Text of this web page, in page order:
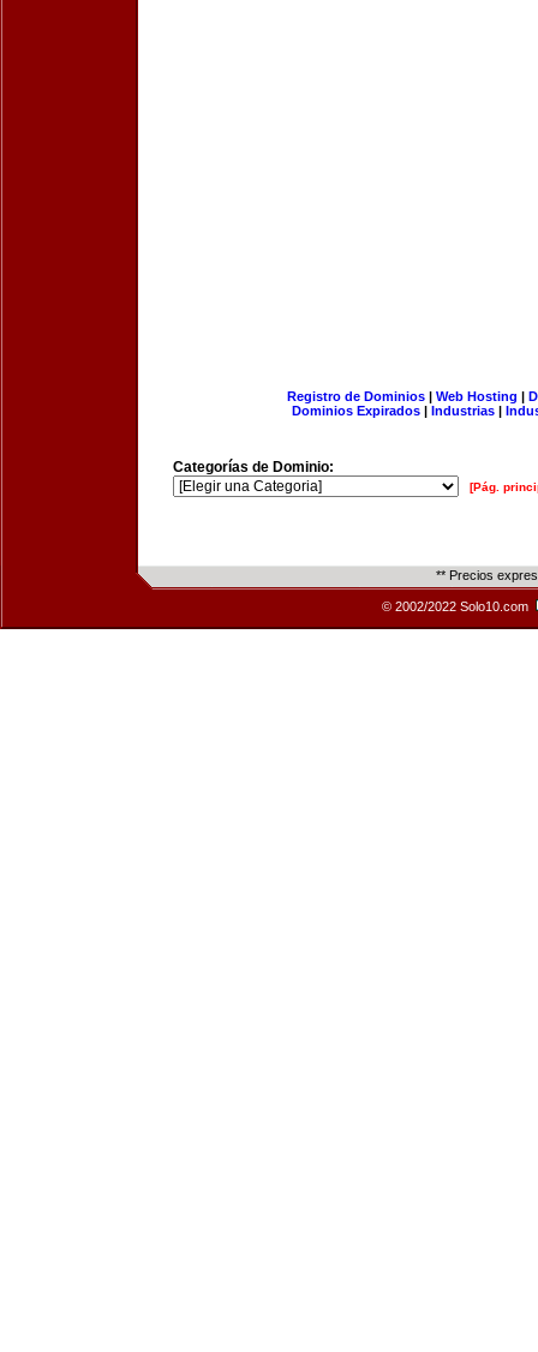
Registro de Dominios| Web Hosting |
Dominios Expirados | Industrias |
Categorías de Dominio:
[Pág.
** Precios
© 2002/2022 Solo10.com